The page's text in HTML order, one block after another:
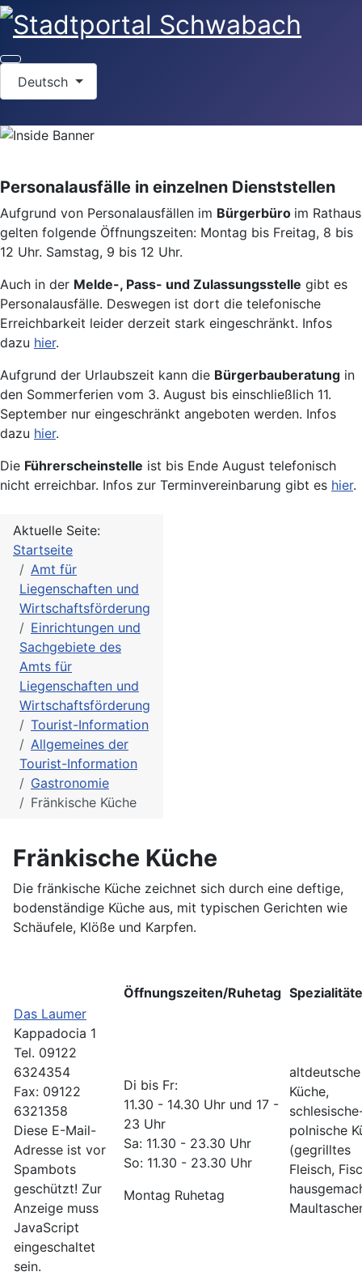
Deutsch
Personalausfälle in einzelnen Dienststellen
Aufgrund von Personalausfällen im Bürgerbüro im Rathaus
gelten folgende Öffnungszeiten: Montag bis Freitag, 8 bis
12 Uhr. Samstag, 9 bis 12 Uhr.
Auch in der Melde-, Pass- und Zulassungsstelle gibt es
Personalausfälle. Deswegen ist dort die telefonische
Erreichbarkeit leider derzeit stark eingeschränkt. Infos
dazu hier.
Aufgrund der Urlaubszeit kann die Bürgerbauberatung in
den Sommerferien vom 3. August bis einschließlich 11.
September nur eingeschränkt angeboten werden. Infos
dazu hier.
Die Führerscheinstelle ist bis Ende August telefonisch
nicht erreichbar. Infos zur Terminvereinbarung gibt es hier.
Aktuelle Seite:
Startseite
Amt für
Liegenschaften und
Wirtschaftsförderung
Einrichtungen und
Sachgebiete des
Amts für
Liegenschaften und
Wirtschaftsförderung
Tourist-Information
Allgemeines der
Tourist-Information
Gastronomie
Fränkische Küche
Fränkische Küche
Die fränkische Küche zeichnet sich durch eine deftige,
bodenständige Küche aus, mit typischen Gerichten wie
Schäufele, Klöße und Karpfen.
Öffnungszeiten/Ruhetag
Das Laumer
Kappadocia 1
Tel. 09122
6324354
Fax: 09122
6321358
Diese E-Mail-
Adresse ist vor
Spambots
geschützt! Zur
Anzeige muss
JavaScript
eingeschaltet
sein.
Di bis Fr:
11.30 - 14.30 Uhr und 17 -
23 Uhr
Sa: 11.30 - 23.30 Uhr
So: 11.30 - 23.30 Uhr
Montag Ruhetag
altdeutsche
Küche,
polnische
(gegrilltes
Fleisch,